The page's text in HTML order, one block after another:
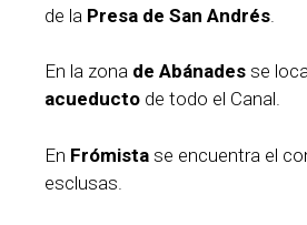
de la Presa de San Andrés
En la zona de Abánades se
acueducto de todo el Canal.
En Frómista se encuentra el
esclusas.